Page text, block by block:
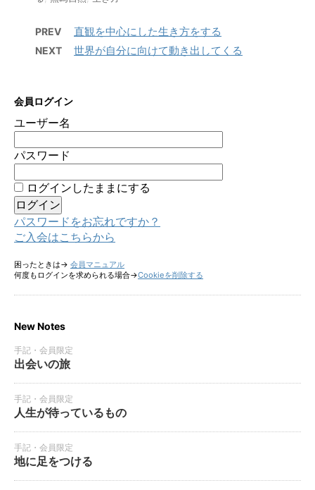
PREV 直観を中心にした生き方をする
NEXT 世界が自分に向けて動き出してくる
会員ログイン
ユーザー名
パスワード
ログインしたままにする
パスワードをお忘れですか？
ご入会はこちらから
困ったときは→ 会員マニュアル
何度もログインを求められる場合→Cookieを削除する
New Notes
手記・会員限定
出会いの旅
手記・会員限定
人生が待っているもの
手記・会員限定
地に足をつける